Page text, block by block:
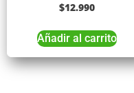
$12.990
Añadir al carrito